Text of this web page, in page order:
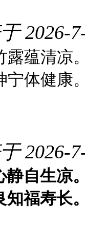
2026-
露蕴清凉
宁体健康
2026-
静自生凉
知福寿长